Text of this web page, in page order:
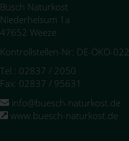
Büsch Naturkost
Niederhelsum 1a
47652 Weeze
Kontrollstellen-Nr: DE-ÖKO-022
Tel.: 02837 / 2050
Fax: 02837 / 95631
info@buesch-naturkost.de
www.buesch-naturkost.de